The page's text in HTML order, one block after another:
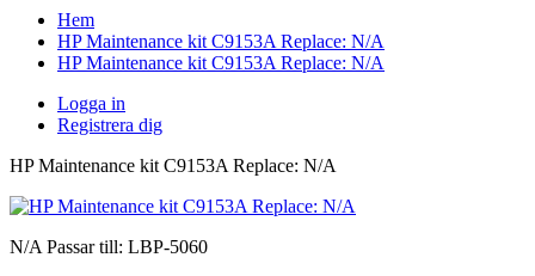
Hem
HP Maintenance kit C9153A Replace: N/A
HP Maintenance kit C9153A Replace: N/A
Logga in
Registrera dig
HP Maintenance kit C9153A Replace: N/A
N/A Passar till: LBP-5060